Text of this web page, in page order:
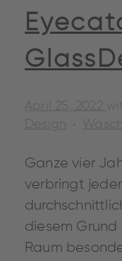
April 25, 2022
Design
Ganze vier
verbringt
diesem Grund
Raum